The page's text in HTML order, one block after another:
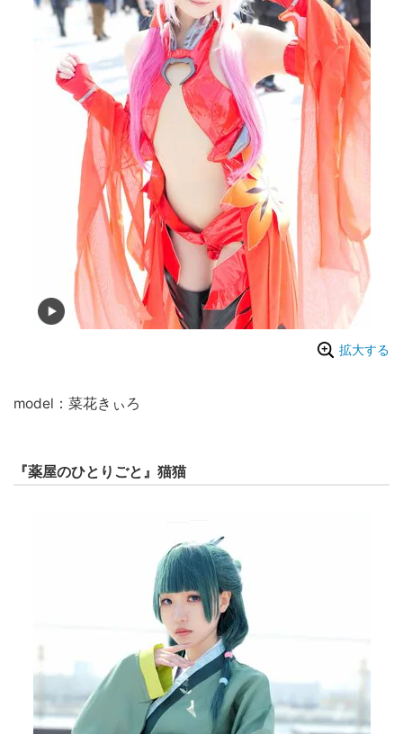
拡大する
model：菜花きぃろ
『薬屋のひとりごと』猫猫